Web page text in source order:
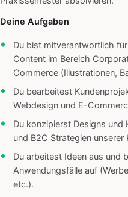
Deine Aufgaben
Du bist mitverantwortlich
Content im Bereich
Commerce (Illustrationen,
Du bearbeitest
Webdesign und E-
Du konzipierst Designs und
und B2C Strategien unserer
Du arbeitest Ideen aus und
Anwendungsfälle auf
etc.).